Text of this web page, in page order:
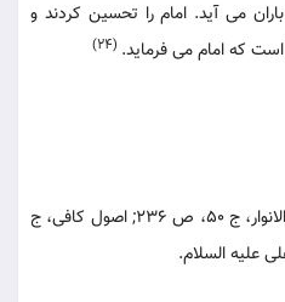
می آید. امام را تحسین کردند و
است که امام می فرماید. (24)
2) منتخب التواریخ، ص 828; بحارالانوار، ج 50، ص 236; اصول کافی، ج